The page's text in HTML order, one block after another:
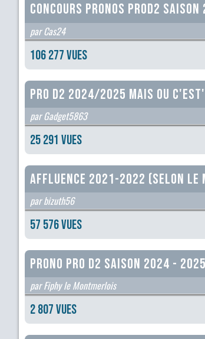
CONCOURS PRONOS PROD2
par Cas24
106 277 vues
PRO D2 2024/2025 Mais ou
par Gadget5863
25 291 vues
Affluence 2021-2022 (selon le
par bizuth56
57 576 vues
PRONO PRO D2 Saison 2024 -
par Fiphy le Montmerlois
2 807 vues